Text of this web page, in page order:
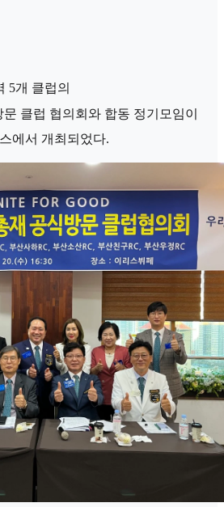
5개 클럽의
클럽 협의회와 합동 정기모임이
에서 개최되었다.